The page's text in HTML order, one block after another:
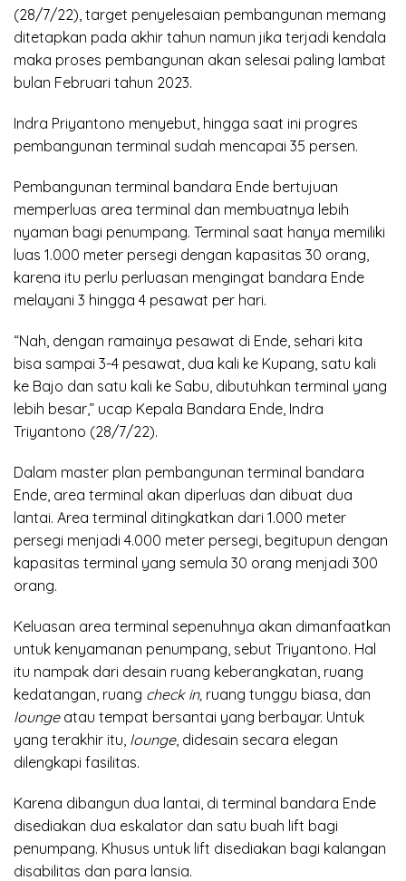
(28/7/22), target penyelesaian pembangunan memang
ditetapkan pada akhir tahun namun jika terjadi kendala
maka proses pembangunan akan selesai paling lambat
bulan Februari tahun 2023.
Indra Priyantono menyebut, hingga saat ini progres
pembangunan terminal sudah mencapai 35 persen.
Pembangunan terminal bandara Ende bertujuan
memperluas area terminal dan membuatnya lebih
nyaman bagi penumpang. Terminal saat hanya memiliki
luas 1.000 meter persegi dengan kapasitas 30 orang,
karena itu perlu perluasan mengingat bandara Ende
melayani 3 hingga 4 pesawat per hari.
“Nah, dengan ramainya pesawat di Ende, sehari kita
bisa sampai 3-4 pesawat, dua kali ke Kupang, satu kali
ke Bajo dan satu kali ke Sabu, dibutuhkan terminal yang
lebih besar,” ucap Kepala Bandara Ende, Indra
Triyantono (28/7/22).
Dalam master plan pembangunan terminal bandara
Ende, area terminal akan diperluas dan dibuat dua
lantai. Area terminal ditingkatkan dari 1.000 meter
persegi menjadi 4.000 meter persegi, begitupun dengan
kapasitas terminal yang semula 30 orang menjadi 300
orang.
Keluasan area terminal sepenuhnya akan dimanfaatkan
untuk kenyamanan penumpang, sebut Triyantono. Hal
itu nampak dari desain ruang keberangkatan, ruang
kedatangan, ruang check in, ruang tunggu biasa, dan
lounge atau tempat bersantai yang berbayar. Untuk
yang terakhir itu, lounge, didesain secara elegan
dilengkapi fasilitas.
Karena dibangun dua lantai, di terminal bandara Ende
disediakan dua eskalator dan satu buah lift bagi
penumpang. Khusus untuk lift disediakan bagi kalangan
disabilitas dan para lansia.